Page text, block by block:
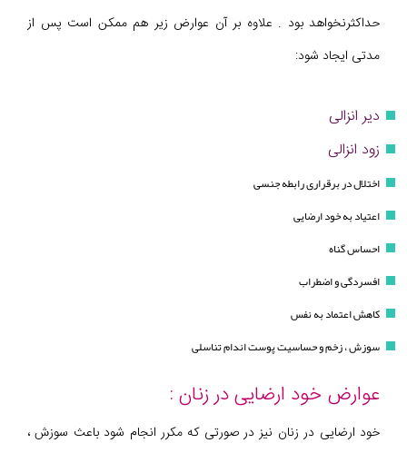
حداکثرنخواهد بود . علاوه بر آن عوارض زیر هم ممکن است پس از
مدتی ایجاد شود:
دیر انزالی
زود انزالی
اختلال در برقراری رابطه جنسی
اعتیاد به خود ارضایی
احساس گناه
افسردگی و اضطراب
کاهش اعتماد به نفس
سوزش ، زخم و حساسیت پوست اندام تناسلی
عوارض خود ارضایی در زنان :
خود ارضایی در زنان نیز در صورتی که مکرر انجام شود باعث سوزش ،